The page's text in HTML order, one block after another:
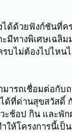
ได้ด้วยฟังก์ชันที่
ะมีทางพิเศษเฉลิ
รบไม่ต้องไปไหน
มารถเชื่อมต่อกับ
ด้ที่ด่านสุขสวัสดิ์
ะช้อป กิน และพั
ห้โครงการนี้เป็